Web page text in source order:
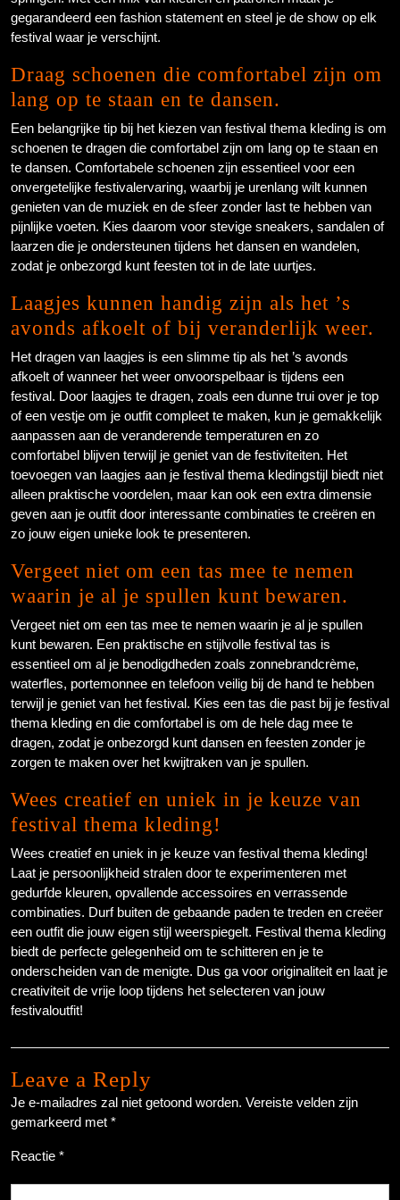
gegarandeerd een fashion statement en steel je de show op elk
festival waar je verschijnt.
Draag schoenen die comfortabel zijn om
lang op te staan en te dansen.
Een belangrijke tip bij het kiezen van festival thema kleding is om
schoenen te dragen die comfortabel zijn om lang op te staan en
te dansen. Comfortabele schoenen zijn essentieel voor een
onvergetelijke festivalervaring, waarbij je urenlang wilt kunnen
genieten van de muziek en de sfeer zonder last te hebben van
pijnlijke voeten. Kies daarom voor stevige sneakers, sandalen of
laarzen die je ondersteunen tijdens het dansen en wandelen,
zodat je onbezorgd kunt feesten tot in de late uurtjes.
Laagjes kunnen handig zijn als het ’s
avonds afkoelt of bij veranderlijk weer.
Het dragen van laagjes is een slimme tip als het ’s avonds
afkoelt of wanneer het weer onvoorspelbaar is tijdens een
festival. Door laagjes te dragen, zoals een dunne trui over je top
of een vestje om je outfit compleet te maken, kun je gemakkelijk
aanpassen aan de veranderende temperaturen en zo
comfortabel blijven terwijl je geniet van de festiviteiten. Het
toevoegen van laagjes aan je festival thema kledingstijl biedt niet
alleen praktische voordelen, maar kan ook een extra dimensie
geven aan je outfit door interessante combinaties te creëren en
zo jouw eigen unieke look te presenteren.
Vergeet niet om een tas mee te nemen
waarin je al je spullen kunt bewaren.
Vergeet niet om een tas mee te nemen waarin je al je spullen
kunt bewaren. Een praktische en stijlvolle festival tas is
essentieel om al je benodigdheden zoals zonnebrandcrème,
waterfles, portemonnee en telefoon veilig bij de hand te hebben
terwijl je geniet van het festival. Kies een tas die past bij je festival
thema kleding en die comfortabel is om de hele dag mee te
dragen, zodat je onbezorgd kunt dansen en feesten zonder je
zorgen te maken over het kwijtraken van je spullen.
Wees creatief en uniek in je keuze van
festival thema kleding!
Wees creatief en uniek in je keuze van festival thema kleding!
Laat je persoonlijkheid stralen door te experimenteren met
gedurfde kleuren, opvallende accessoires en verrassende
combinaties. Durf buiten de gebaande paden te treden en creëer
een outfit die jouw eigen stijl weerspiegelt. Festival thema kleding
biedt de perfecte gelegenheid om te schitteren en je te
onderscheiden van de menigte. Dus ga voor originaliteit en laat je
creativiteit de vrije loop tijdens het selecteren van jouw
festivaloutfit!
Leave a Reply
Je e-mailadres zal niet getoond worden. Vereiste velden zijn
gemarkeerd met *
Reactie *